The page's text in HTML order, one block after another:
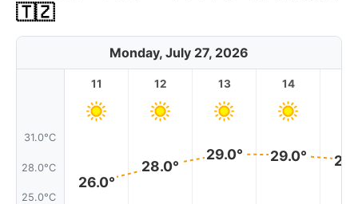
🇹🇿
Monday, July 27, 2026
31.0°C
28.0°C
25.0°C
11
26.0°
12
28.0°
13
29.0°
14
29.0°